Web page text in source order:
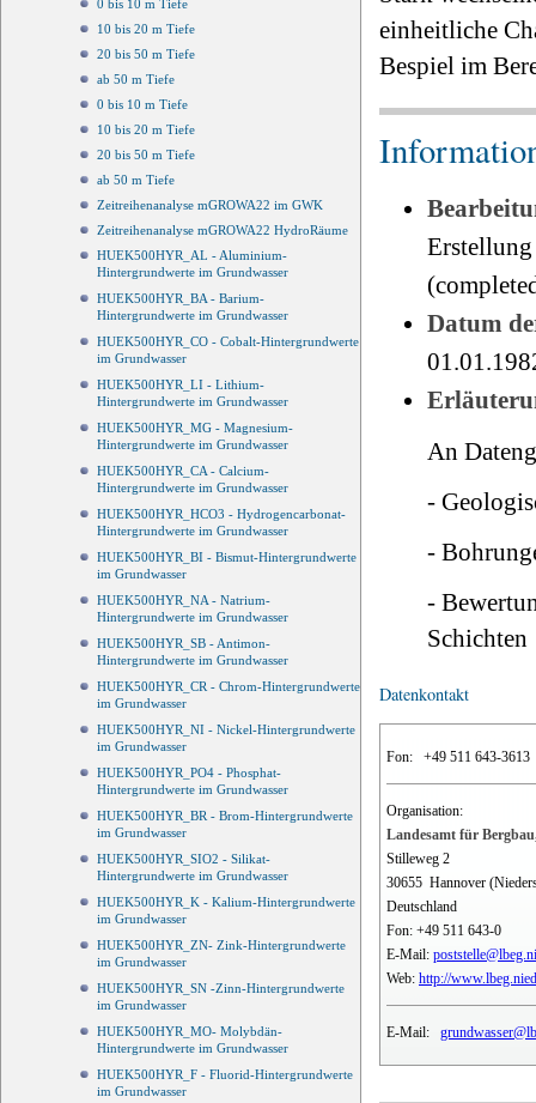
0 bis 10 m Tiefe
10 bis 20 m Tiefe
20 bis 50 m Tiefe
ab 50 m Tiefe
0 bis 10 m Tiefe
10 bis 20 m Tiefe
20 bis 50 m Tiefe
ab 50 m Tiefe
Zeitreihenanalyse mGROWA22 im GWK
Zeitreihenanalyse mGROWA22 HydroRäume
HUEK500HYR_AL - Aluminium-
Hintergrundwerte im Grundwasser
HUEK500HYR_BA - Barium-
Hintergrundwerte im Grundwasser
HUEK500HYR_CO - Cobalt-Hintergrundwerte
im Grundwasser
HUEK500HYR_LI - Lithium-
Hintergrundwerte im Grundwasser
HUEK500HYR_MG - Magnesium-
Hintergrundwerte im Grundwasser
HUEK500HYR_CA - Calcium-
Hintergrundwerte im Grundwasser
HUEK500HYR_HCO3 - Hydrogencarbonat-
Hintergrundwerte im Grundwasser
HUEK500HYR_BI - Bismut-Hintergrundwerte
im Grundwasser
HUEK500HYR_NA - Natrium-
Hintergrundwerte im Grundwasser
HUEK500HYR_SB - Antimon-
Hintergrundwerte im Grundwasser
HUEK500HYR_CR - Chrom-Hintergrundwerte
im Grundwasser
HUEK500HYR_NI - Nickel-Hintergrundwerte
im Grundwasser
HUEK500HYR_PO4 - Phosphat-
Hintergrundwerte im Grundwasser
HUEK500HYR_BR - Brom-Hintergrundwerte
im Grundwasser
HUEK500HYR_SIO2 - Silikat-
Hintergrundwerte im Grundwasser
HUEK500HYR_K - Kalium-Hintergrundwerte
im Grundwasser
HUEK500HYR_ZN- Zink-Hintergrundwerte
im Grundwasser
HUEK500HYR_SN -Zinn-Hintergrundwerte
im Grundwasser
HUEK500HYR_MO- Molybdän-
Hintergrundwerte im Grundwasser
HUEK500HYR_F - Fluorid-Hintergrundwerte
im Grundwasser
einheitliche
Bespiel im
Erstellung
Datum
An
-
-
-
Schichten
Datenkontakt
Fon: +49 511 643-3613
Organisation:
Landesamt für
Stilleweg 2
30655 Hannover
Deutschland
Fon: +49 511 643-0
E-Mail:
Web: http://
E-Mail: